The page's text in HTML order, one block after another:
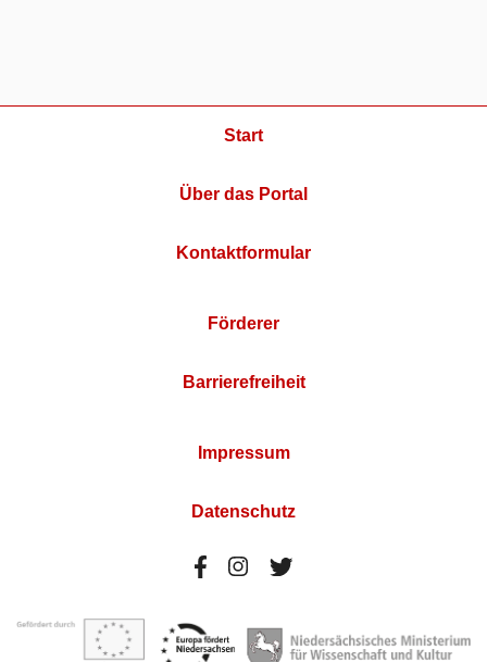
Start
Über das Portal
Kontaktformular
Förderer
Barrierefreiheit
Impressum
Datenschutz